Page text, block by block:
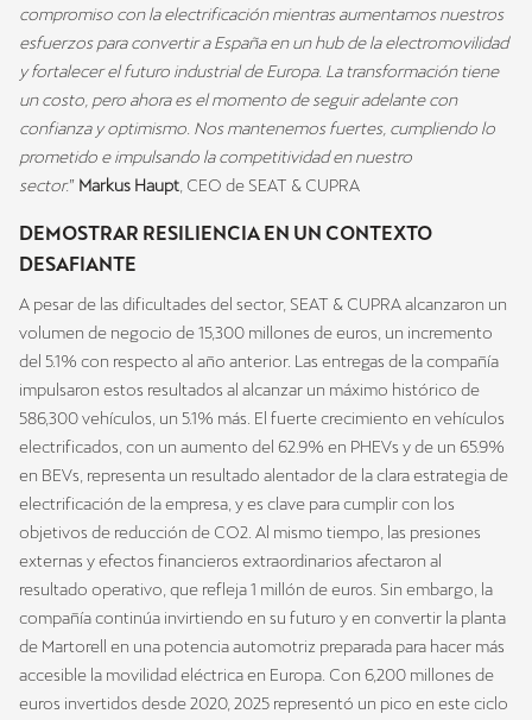
compromiso con la electrificación mientras aumentamos nuestros
esfuerzos para convertir a España en un hub de la electromovilidad
y fortalecer el futuro industrial de Europa. La transformación tiene
un costo, pero ahora es el momento de seguir adelante con
confianza y optimismo. Nos mantenemos fuertes, cumpliendo lo
prometido e impulsando la competitividad en nuestro
sector.” Markus Haupt , CEO de SEAT & CUPRA
DEMOSTRAR RESILIENCIA EN UN CONTEXTO
DESAFIANTE
A pesar de las dificultades del sector, SEAT & CUPRA alcanzaron un
volumen de negocio de 15,300 millones de euros, un incremento
del 5.1% con respecto al año anterior. Las entregas de la compañía
impulsaron estos resultados al alcanzar un máximo histórico de
586,300 vehículos, un 5.1% más. El fuerte crecimiento en vehículos
electrificados, con un aumento del 62.9% en PHEVs y de un 65.9%
en BEVs, representa un resultado alentador de la clara estrategia de
electrificación de la empresa, y es clave para cumplir con los
objetivos de reducción de CO2. Al mismo tiempo, las presiones
externas y efectos financieros extraordinarios afectaron al
resultado operativo, que refleja 1 millón de euros. Sin embargo, la
compañía continúa invirtiendo en su futuro y en convertir la planta
de Martorell en una potencia automotriz preparada para hacer más
accesible la movilidad eléctrica en Europa. Con 6,200 millones de
euros invertidos desde 2020, 2025 representó un pico en este ciclo